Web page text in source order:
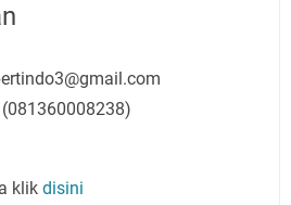
klik disini